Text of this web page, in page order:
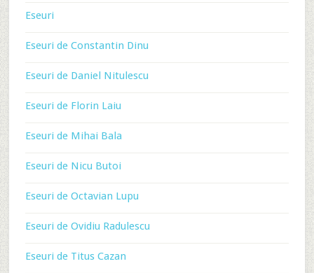
Eseuri
Eseuri de Constantin Dinu
Eseuri de Daniel Nitulescu
Eseuri de Florin Laiu
Eseuri de Mihai Bala
Eseuri de Nicu Butoi
Eseuri de Octavian Lupu
Eseuri de Ovidiu Radulescu
Eseuri de Titus Cazan